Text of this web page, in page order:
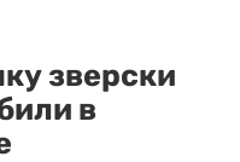
зверски
в